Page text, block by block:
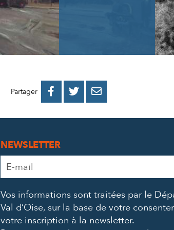
Partager 
PARTAGER
PARTAGER
PARTAGER
NEWSLETTER
Adresse
e-
*
Vos informations sont traitées par le
Val d’Oise, sur la base de votre
votre inscription à la newsletter.